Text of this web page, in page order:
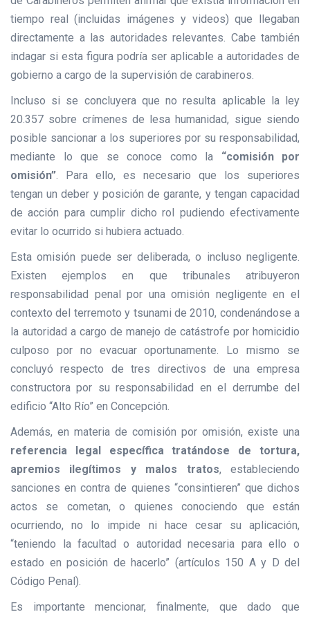
tiempo real (incluidas imágenes y videos) que llegaban
directamente a las autoridades relevantes. Cabe también
indagar si esta figura podría ser aplicable a autoridades de
gobierno a cargo de la supervisión de carabineros.
Incluso si se concluyera que no resulta aplicable la ley
20.357 sobre crímenes de lesa humanidad, sigue siendo
posible sancionar a los superiores por su responsabilidad,
mediante lo que se conoce como la “comisión por
omisión”. Para ello, es necesario que los superiores
tengan un deber y posición de garante, y tengan capacidad
de acción para cumplir dicho rol pudiendo efectivamente
evitar lo ocurrido si hubiera actuado.
Esta omisión puede ser deliberada, o incluso negligente.
Existen ejemplos en que tribunales atribuyeron
responsabilidad penal por una omisión negligente en el
contexto del terremoto y tsunami de 2010, condenándose a
la autoridad a cargo de manejo de catástrofe por homicidio
culposo por no evacuar oportunamente. Lo mismo se
concluyó respecto de tres directivos de una empresa
constructora por su responsabilidad en el derrumbe del
edificio “Alto Río” en Concepción.
Además, en materia de comisión por omisión, existe una
referencia legal específica tratándose de tortura,
apremios ilegítimos y malos tratos, estableciendo
sanciones en contra de quienes “consintieren” que dichos
actos se cometan, o quienes conociendo que están
ocurriendo, no lo impide ni hace cesar su aplicación,
“teniendo la facultad o autoridad necesaria para ello o
estado en posición de hacerlo” (artículos 150 A y D del
Código Penal).
Es importante mencionar, finalmente, que dado que